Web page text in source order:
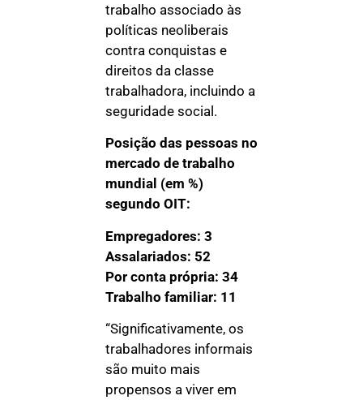
trabalho associado às
políticas neoliberais
contra conquistas e
direitos da classe
trabalhadora, incluindo a
seguridade social.
Posição das pessoas no
mercado de trabalho
mundial (em %)
segundo OIT:
Empregadores: 3
Assalariados: 52
Por conta própria: 34
Trabalho familiar: 11
“Significativamente, os
trabalhadores informais
são muito mais
propensos a viver em